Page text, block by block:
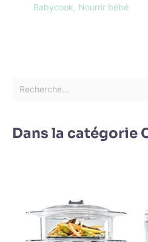
Babycook Nourrir bébé
Dans la catégorie